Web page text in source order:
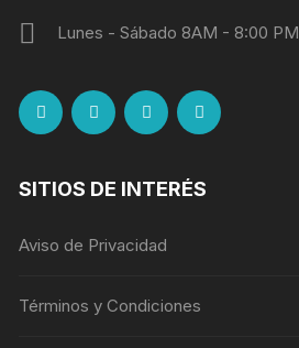
Lunes - Sábado 8AM - 8:00 PM
SITIOS DE INTERÉS
Aviso de Privacidad
Términos y Condiciones